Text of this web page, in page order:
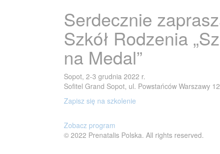
Serdecznie
Szkół Rodzenia
na Medal”
Sopot, 2-3 grudnia 2022 r.
Sofitel Grand Sopot, ul. Powstańców Warszawy
Zapisz się na szkolenie
Zobacz program
© 2022 Prenatalis Polska. All rights reserved.